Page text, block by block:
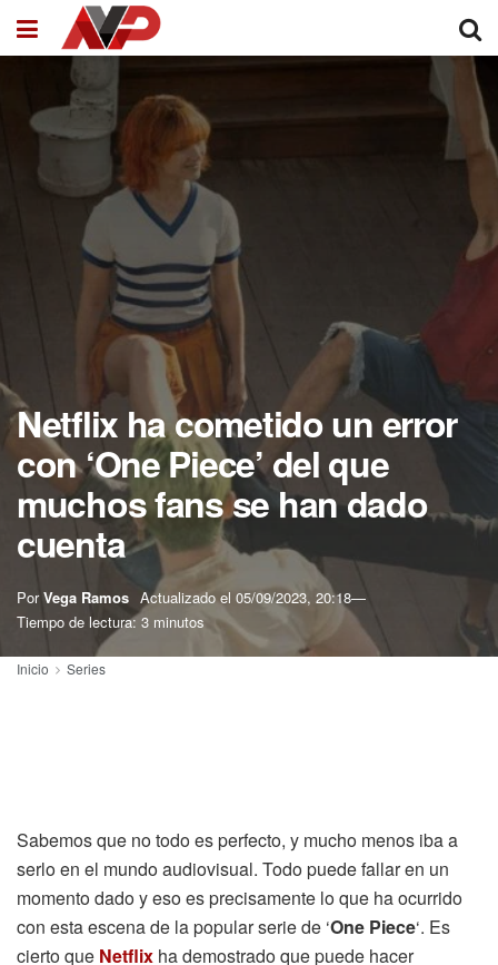
Netflix ha cometido un error
con ‘One Piece’ del que
muchos fans se han dado
cuenta
Por Vega Ramos Actualizado el 05/09/2023, 20:18
Tiempo de lectura: 3 minutos
Inicio Series
Sabemos que no todo es perfecto, y mucho menos iba a
serlo en el mundo audiovisual. Todo puede fallar en un
momento dado y eso es precisamente lo que ha ocurrido
con esta escena de la popular serie de ‘One Piece‘. Es
cierto que Netflix ha demostrado que puede hacer